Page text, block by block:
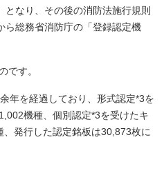
なり、その後の消防法施行規則
ら総務省消防庁の「登録認定機
です。
年を経過しており、形式認定*3を
機種、個別認定*3を受けたキ
発行した認定銘板は30,873枚に